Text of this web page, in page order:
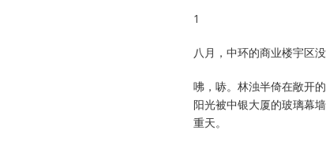
1
八月，中环的商业楼宇区没
咈，哧。林浊半倚在敞开
阳光被中银大厦的玻璃幕
重天。